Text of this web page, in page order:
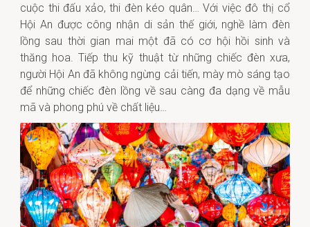
cuộc thi đấu xảo, thi đèn kéo quân… Với việc đô thị cổ
Hội An được công nhận di sản thế giới, nghề làm đèn
lồng sau thời gian mai một đã có cơ hội hồi sinh và
thăng hoa. Tiếp thu kỹ thuật từ những chiếc đèn xưa,
người Hội An đã không ngừng cải tiến, mày mò sáng tạo
để những chiếc đèn lồng về sau càng đa dạng về mẫu
mã và phong phú về chất liệu…